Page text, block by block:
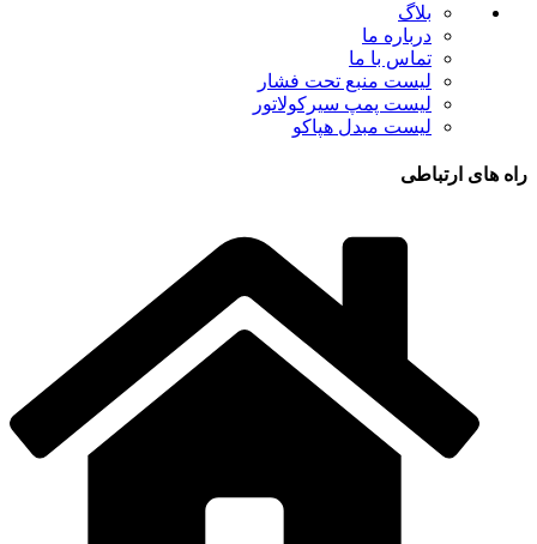
بلاگ
درباره ما
تماس با ما
لیست منبع تحت فشار
لیست پمپ سیرکولاتور
لیست مبدل هپاکو
راه های ارتباطی